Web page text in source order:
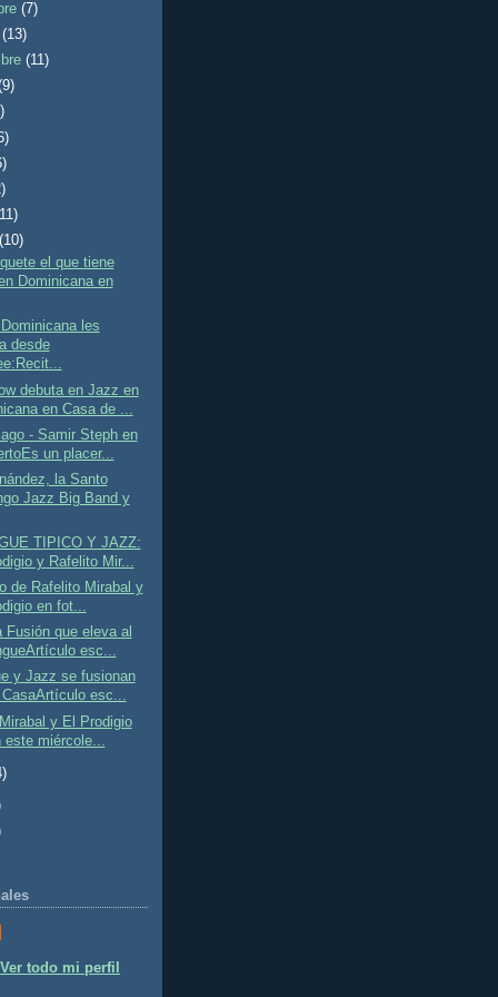
(7)
(13)
(11)
(10)
el que tiene
Dominicana en
les
desde
debuta en Jazz en
en Casa de ...
- Samir Steph en
un placer...
la Santo
Jazz Big Band y
TIPICO Y JAZZ:
y Rafelito Mir...
de Rafelito Mirabal y
en fot...
Fusión que eleva al
esc...
y Jazz se fusionan
CasaArtículo esc...
y El Prodigio
este miércole...
Ver todo mi perfil